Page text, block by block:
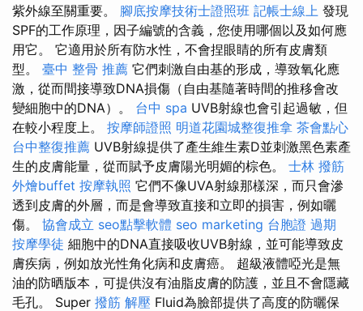
紫外線至關重要。 腳底按摩技術士證照班 記帳士線上 發現
SPF的工作原理，因子編號的含義，您使用哪個以及如何應
用它。 它適用於所有防水性，不會捏眼睛的所有皮膚類
型。 臺中 整骨 推薦 它們刺激自由基的形成，導致氧化應
激，從而間接導致DNA損傷（自由基隨著時間的推移會改
變細胞中的DNA）。 台中 spa UVB射線也會引起過敏，但
在較小程度上。 按摩師證照 明道花園城整復推拿 茶會點心
台中整復推薦 UVB射線提供了產生維生素D並刺激黑色素產
生的皮膚能量，從而賦予皮膚陽光明媚的棕色。 士林 撥筋
外燴buffet 按摩執照 它們不像UVA射線那樣深，而只會滲
透到皮膚的外層，而是會導致直接和立即的損害，例如曬
傷。 協會成立 seo點擊軟體 seo marketing 台胞證 過期
按摩學徒 細胞中的DNA直接吸收UVB射線，並可能導致皮
膚疾病，例如放光性角化病和皮膚癌。 超級液體啞光是無
油的防晒版本，可提供沒有油脂皮膚的防護，並且不會隱藏
毛孔。 Super 撥筋 解壓 Fluid為臉部提供了高度的防曬保